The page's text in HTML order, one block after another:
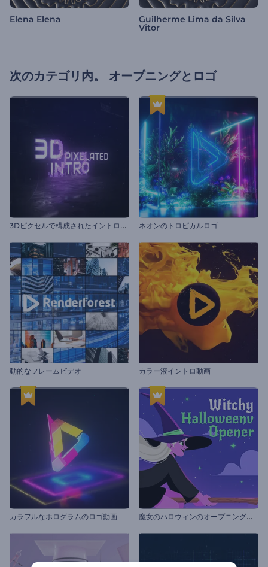
Elena Elena Guilherme Lima da Silva
Vitor
次のカテゴリ内。 オープニングとロゴ
3
Dピクセルで構成されたイントロ動画 ネオンのトロピカルロゴ
動的なフレームビデオ カラー液イントロ動画
カラフルなホログラムのロゴ動画 魔
女のハロウィンのオープニング動画